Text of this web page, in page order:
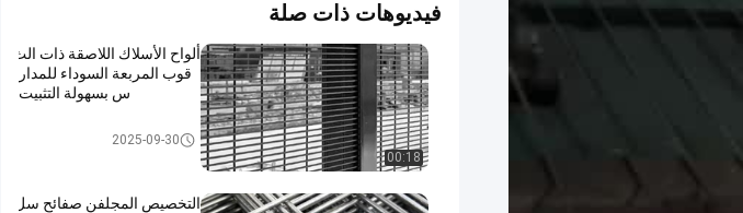
فيديوهات ذات صلة
00:18
ألواح الأسلاك اللاصقة ذات الث
قوب المربعة السوداء للمدار
س بسهولة التثبيت
لوحات شبكة سلكية ملحومة
2025-09-30
التخصيص المجلفن صفائح سل